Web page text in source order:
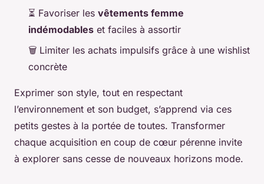
⏳ Favoriser les vêtements femme
indémodables et faciles à assortir
🗑️ Limiter les achats impulsifs grâce à une wishlist
concrète
Exprimer son style, tout en respectant
l’environnement et son budget, s’apprend via ces
petits gestes à la portée de toutes. Transformer
chaque acquisition en coup de cœur pérenne invite
à explorer sans cesse de nouveaux horizons mode.